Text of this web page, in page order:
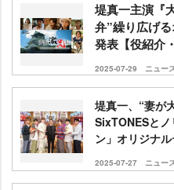
堤真一主演『
弁”繰り広げ
発表【役紹介
2025-07-29 ニュー
堤真一、“妻が
SixTONESと
ン」オリジナ
2025-07-27 ニュー